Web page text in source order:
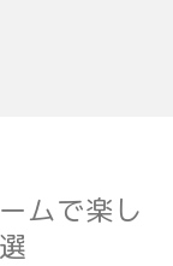
ムで楽し